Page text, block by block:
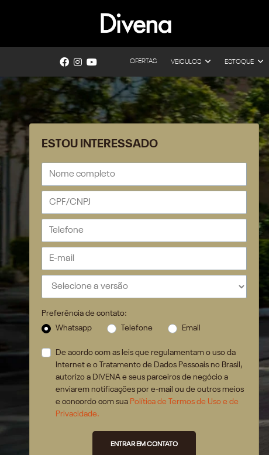
OFERTAS VEICULOS ESTOQUE
ESTOU INTERESSADO
Preferência de contato:
Whatsapp
Telefone Email
De acordo com as leis que regulamentam o uso da
Internet e o Tratamento de Dados Pessoais no Brasil,
autorizo a DIVENA e seus parceiros de negócio a
enviarem notificações por e-mail ou de outros meios
e concordo com sua Política de Termos de Uso e de
Privacidade.
ENTRAR EM CONTATO